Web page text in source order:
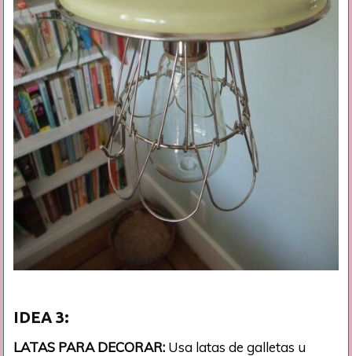
IDEA 3:
LATAS PARA DECORAR: Usa latas de galletas u